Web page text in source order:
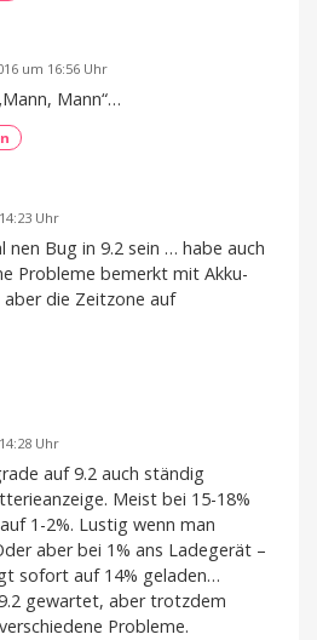
um 16:56 Uhr
Mann“…
Uhr
nen Bug in 9.2 sein … habe auch
Probleme bemerkt mit Akku-
die Zeitzone auf
Uhr
auf 9.2 auch ständig
Meist bei 15-18%
1-2%. Lustig wenn man
aber bei 1% ans Ladegerät –
sofort auf 14% geladen…
gewartet, aber trotzdem
Probleme.